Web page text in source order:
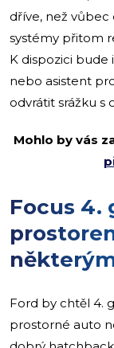
dříve, než
systémy přitom
K dispozici bude
nebo asistent
odvrátit srážku s
Mohlo by vás
Focus 4.
Ford by chtěl 4.
prostorné auto